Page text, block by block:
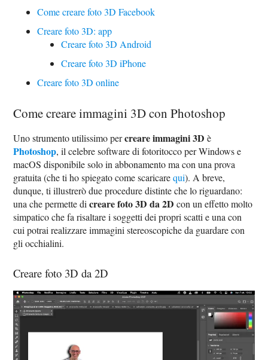
Come creare foto 3D Facebook
Creare foto 3D: app
Creare foto 3D Android
Creare foto 3D iPhone
Creare foto 3D online
Come creare immagini 3D con Photoshop
Uno strumento utilissimo percreare immagini 3D è
Photoshop, il celebre software di fotoritocco per Windows e
macOS disponibile solo in abbonamento ma con una prova
gratuita (che ti ho spiegato come scaricarequi). A breve,
dunque, ti illustrerò due procedure distinte che lo riguardano:
una che permette dicreare foto 3D da 2D con un effetto molto
simpatico che fa risaltare i soggetti dei propri scatti e una con
cui potrai realizzare immagini stereoscopiche da guardare con
gli occhialini.
Creare foto 3D da 2D